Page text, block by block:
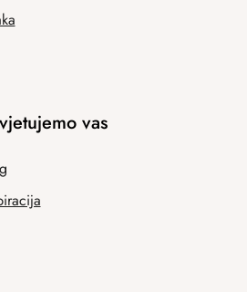
vas